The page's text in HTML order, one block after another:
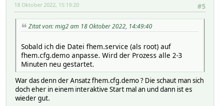
#5
18 Oktober 2022, 15:19:20
Zitat von: mig2 am 18 Oktober 2022, 14:49:40
Sobald ich die Datei fhem.service (als root) auf
fhem.cfg.demo anpasse. Wird der Prozess alle 2-3
Minuten neu gestartet.
War das denn der Ansatz fhem.cfg.demo ? Die schaut man sich
doch eher in einem interaktive Start mal an und dann ist es
wieder gut.